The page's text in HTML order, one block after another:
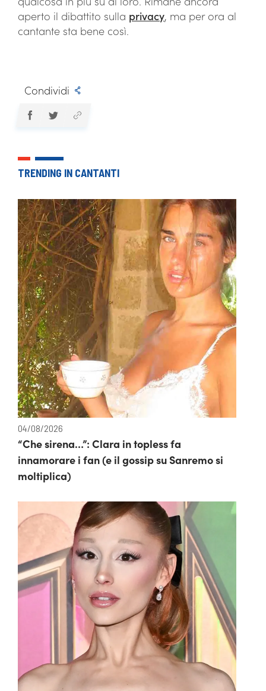
aperto il dibattito sulla privacy, ma per ora al
cantante sta bene così.
Condividi
TRENDING IN CANTANTI
04/08/2026
“Che sirena…”: Clara in topless fa
innamorare i fan (e il gossip su Sanremo si
moltiplica)